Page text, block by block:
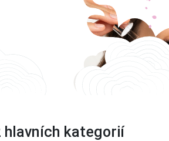
hlavních kategorií